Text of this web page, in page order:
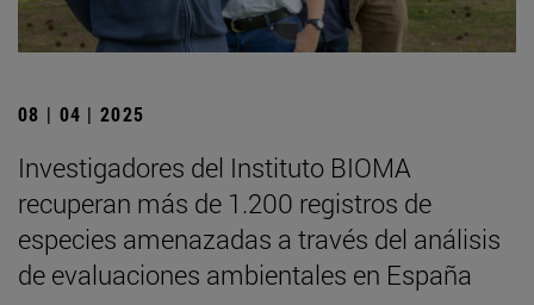
08 | 04 | 2025
Investigadores del Instituto BIOMA
recuperan más de 1.200 registros de
especies amenazadas a través del análisis
de evaluaciones ambientales en España